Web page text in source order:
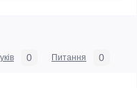
0 Питання 0